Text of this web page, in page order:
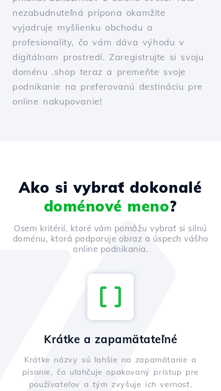
nezabudnuteľná prípona okamžite
vyjadruje myšlienku obchodu a
profesionality, čo vám dáva výhodu v
digitálnom prostredí. Zaregistrujte si svoju
doménu .shop teraz a premeňte svoje
podnikanie na preferovanú destináciu pre
online nakupovanie!
Ako si vybrať dokonalé
doménové meno?
Osem kritérií, ktoré vám pomôžu vybrať si silnú
doménu, ktorá podporuje obraz a úspech vášho
online podnikania.
Krátke a zapamätateľné
Krátke názvy sú ľahšie na zapamätanie a
písanie, čo uľahčuje opakovaný prístup pre
používateľov a tým zvyšuje ich vernosť.